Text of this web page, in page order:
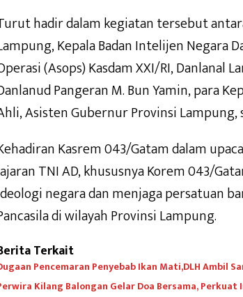
hadir dalam kegiatan tersebut
Kepala Badan Intelijen Negara
(Asops) Kasdam XXI/RI, Danlanal
Pangeran M. Bun Yamin, para
Asisten Gubernur Provinsi
Kasrem 043/Gatam dalam
TNI AD, khususnya Korem 043/
negara dan menjaga persatuan
di wilayah Provinsi Lampung.
Terkait
Pencemaran Penyebab Ikan Mati,DLH Ambil
Kilang Balongan Gelar Doa Bersama,